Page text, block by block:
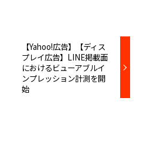
【Yahoo!広告】【ディス
プレイ広告】LINE掲載面
におけるビューアブルイ
ンプレッション計測を開
始